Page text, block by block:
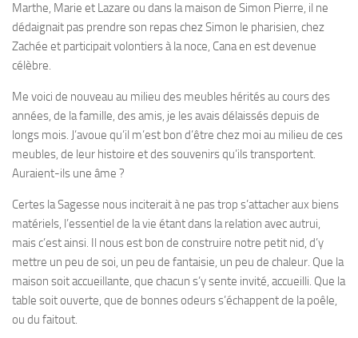
Marthe, Marie et Lazare ou dans la maison de Simon Pierre, il ne
dédaignait pas prendre son repas chez Simon le pharisien, chez
Zachée et participait volontiers à la noce, Cana en est devenue
célèbre.
Me voici de nouveau au milieu des meubles hérités au cours des
années, de la famille, des amis, je les avais délaissés depuis de
longs mois. J’avoue qu’il m’est bon d’être chez moi au milieu de ces
meubles, de leur histoire et des souvenirs qu’ils transportent.
Auraient-ils une âme ?
Certes la Sagesse nous inciterait à ne pas trop s’attacher aux biens
matériels, l’essentiel de la vie étant dans la relation avec autrui,
mais c’est ainsi. Il nous est bon de construire notre petit nid, d’y
mettre un peu de soi, un peu de fantaisie, un peu de chaleur. Que la
maison soit accueillante, que chacun s’y sente invité, accueilli. Que la
table soit ouverte, que de bonnes odeurs s’échappent de la poêle,
ou du faitout.